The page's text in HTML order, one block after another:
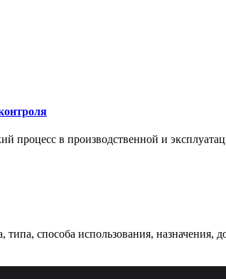
процесс в производственной и
способа использования,